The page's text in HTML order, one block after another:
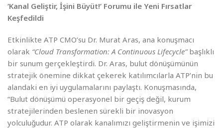
‘Kanal Geliştir, İşini Büyüt!’ Forumu ile Yeni Fırsatlar
Keşfedildi
Etkinlikte ATP CMO’su Dr. Murat Aras, ana konuşmacı
olarak “Cloud Transformation: A Continuous Lifecycle”başlıklı
bir sunum gerçekleştirdi. Dr. Aras, bulut dönüşümünün
stratejik önemine dikkat çekerek katılımcılarla ATP’nin bu
alandaki en iyi uygulamalarını paylaştı. Konuşmasında,
“Bulut dönüşümü operasyonel bir geçiş değil, kurum
stratejilerinden beslenen sürekli bir inovasyon
yolculuğudur. ATP olarak kanalımızı geliştirmenin ve işimizi